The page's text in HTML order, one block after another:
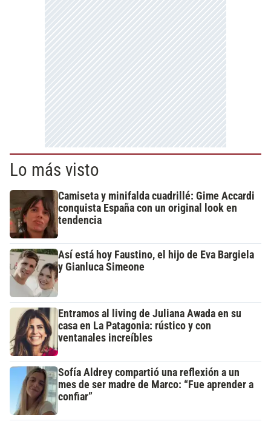
Lo más visto
Camiseta y minifalda cuadrillé: Gime Accardi
conquista España con un original look en
tendencia
Así está hoy Faustino, el hijo de Eva Bargiela
y Gianluca Simeone
Entramos al living de Juliana Awada en su
casa en La Patagonia: rústico y con
ventanales increíbles
Sofía Aldrey compartió una reflexión a un
mes de ser madre de Marco: “Fue aprender a
confiar”